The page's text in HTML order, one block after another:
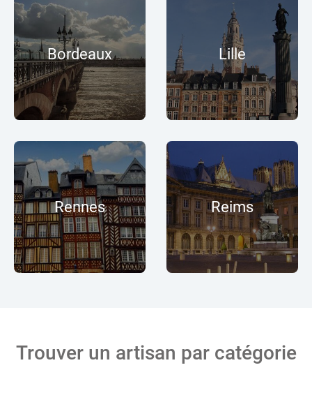
Bordeaux Lille
Rennes Reims
Trouver un artisan par catégorie